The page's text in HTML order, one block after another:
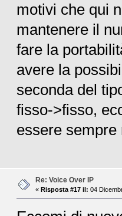
motivi che qui
mantenere il
fare la
avere la
seconda del
fisso->fisso,
essere sempre
Re: Voice Over IP
« Risposta #17 il: 04